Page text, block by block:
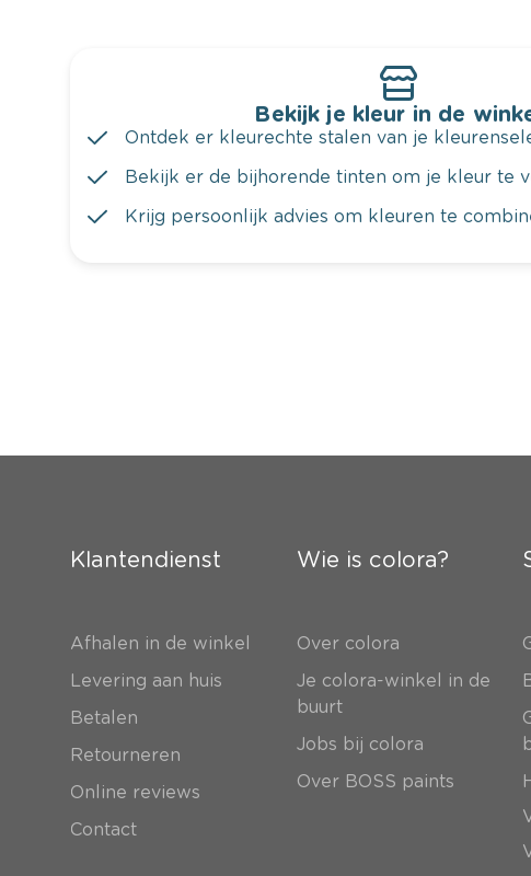
Bekijk je kleur in de
Ontdek er kleurechte stalen van je
Bekijk er de bijhorende tinten om je kleur te
Krijg persoonlijk advies om kleuren te
Klantendienst
Afhalen in de winkel
Levering aan huis
Betalen
Retourneren
Online reviews
Contact
Wie is colora?
Over colora
Je colora-winkel in de
buurt
Jobs bij colora
Over BOSS paints